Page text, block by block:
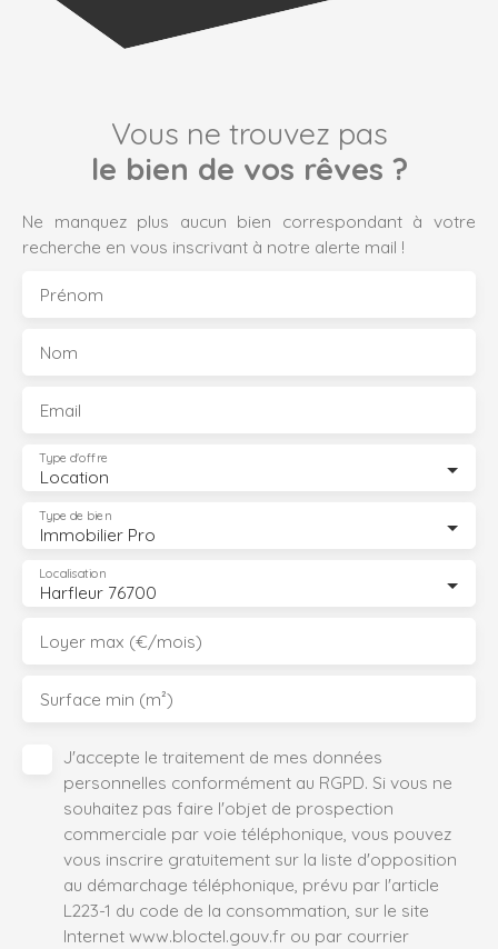
Vous ne trouvez pas
le bien de vos rêves ?
Ne manquez plus aucun bien correspondant à votre
recherche en vous inscrivant à notre alerte mail !
Prénom
Nom
Email
Location
Type d'offre
Immobilier Pro
Type de bien
Harfleur 76700
Localisation
Loyer max (€/mois)
Surface min (m²)
J'accepte le traitement de mes données
personnelles conformément au RGPD. Si vous ne
souhaitez pas faire l'objet de prospection
commerciale par voie téléphonique, vous pouvez
vous inscrire gratuitement sur la liste d'opposition
au démarchage téléphonique, prévu par l'article
L223-1 du code de la consommation, sur le site
Internet www.bloctel.gouv.fr ou par courrier